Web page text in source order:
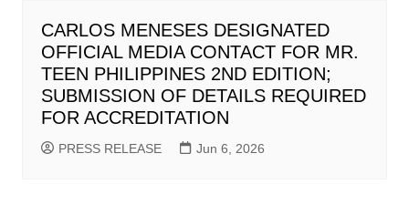
CARLOS MENESES DESIGNATED
OFFICIAL MEDIA CONTACT FOR MR.
TEEN PHILIPPINES 2ND EDITION;
SUBMISSION OF DETAILS REQUIRED
FOR ACCREDITATION
PRESS RELEASE Jun 6, 2026